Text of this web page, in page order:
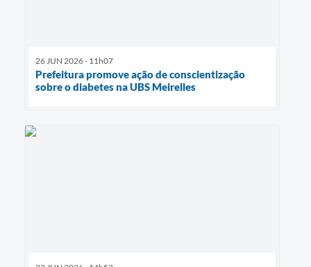
26 JUN 2026 - 11h07
Prefeitura promove ação de conscientização
sobre o diabetes na UBS Meirelles